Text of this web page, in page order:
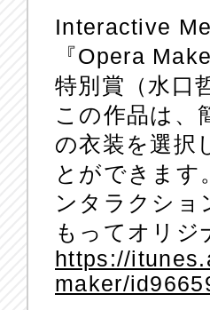
Interactive
『Opera
特別賞（水口
この作品は、
の衣装を選択
とができます
ンタラクショ
もってオリジ
https://
maker/